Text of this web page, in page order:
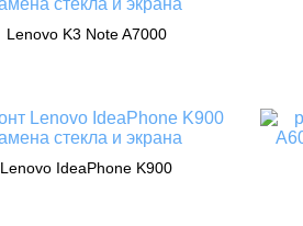
Lenovo K3 Note A7000
Lenovo IdeaPhone K900